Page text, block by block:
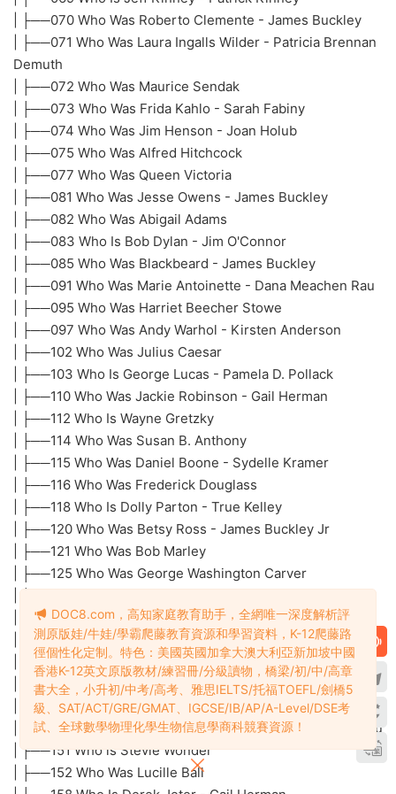
| ├──070 Who Was Roberto Clemente - James Buckley
| ├──071 Who Was Laura Ingalls Wilder - Patricia Brennan
Demuth
| ├──072 Who Was Maurice Sendak
| ├──073 Who Was Frida Kahlo - Sarah Fabiny
| ├──074 Who Was Jim Henson - Joan Holub
| ├──075 Who Was Alfred Hitchcock
| ├──077 Who Was Queen Victoria
| ├──081 Who Was Jesse Owens - James Buckley
| ├──082 Who Was Abigail Adams
| ├──083 Who Is Bob Dylan - Jim O'Connor
| ├──085 Who Was Blackbeard - James Buckley
| ├──091 Who Was Marie Antoinette - Dana Meachen Rau
| ├──095 Who Was Harriet Beecher Stowe
| ├──097 Who Was Andy Warhol - Kirsten Anderson
| ├──102 Who Was Julius Caesar
| ├──103 Who Is George Lucas - Pamela D. Pollack
| ├──110 Who Was Jackie Robinson - Gail Herman
| ├──112 Who Is Wayne Gretzky
| ├──114 Who Was Susan B. Anthony
| ├──115 Who Was Daniel Boone - Sydelle Kramer
| ├──116 Who Was Frederick Douglass
| ├──118 Who Is Dolly Parton - True Kelley
| ├──120 Who Was Betsy Ross - James Buckley Jr
| ├──121 Who Was Bob Marley
| ├──125 Who Was George Washington Carver
| ├──132 Who Was Alexander Hamilton
| ├──133 Who Were the Tuskegee Airmen
| ├──136 Who Is Pele
| ├──138 Who Was Selena
| ├──139 Who Was Leif Erikson
| ├──140 Who Was Joan Of Arc - Pam Pollack
| ├──149 Who Are the Rolling Stones - Dana Meachen Rau
| ├──151 Who is Stevie Wonder
| ├──152 Who Was Lucille Ball
DOC8.com，高知家庭教育助手，全網唯一深度解析評
測原版娃/牛娃/學霸爬藤教育資源和學習資料，K-12爬藤路
徑個性化定制。特色：美國英國加拿大澳大利亞新加坡中國
香港K-12英文原版教材/練習冊/分級讀物，橋梁/初/中/高章
書大全，小升初/中考/高考、雅思IELTS/托福TOEFL/劍橋5
級、SAT/ACT/GRE/GMAT、IGCSE/IB/AP/A-Level/DSE考
試、全球數學物理化學生物信息學商科競賽資源！